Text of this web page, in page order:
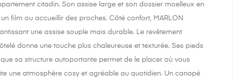
citadin. Son assise large et son dossier moelleux en
film ou accueillir des proches. Côté confort, MARLON
une assise souple mais durable. Le revêtement
donne une touche plus chaleureuse et texturée. Ses pieds
sa structure autoportante permet de le placer où vous
une atmosphère cosy et agréable au quotidien. Un canapé